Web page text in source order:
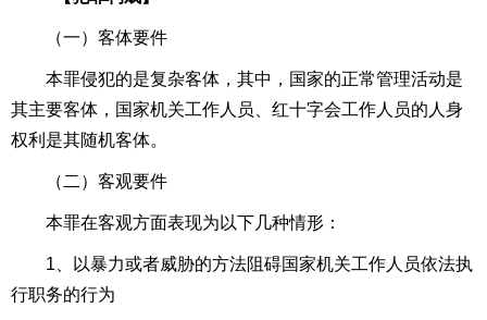
（一）客体要件
本罪侵犯的是复杂客体，其中，国家的正常管理活动是
其主要客体，国家机关工作人员、红十字会工作人员的人身
权利是其随机客体。
（二）客观要件
本罪在客观方面表现为以下几种情形：
1、以暴力或者威胁的方法阻碍国家机关工作人员依法执
行职务的行为